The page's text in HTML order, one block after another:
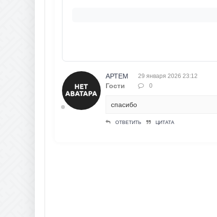
АРТЕМ
Гости
29 января 2026 23:12
0
спасибо
ОТВЕТИТЬ ЦИТАТА